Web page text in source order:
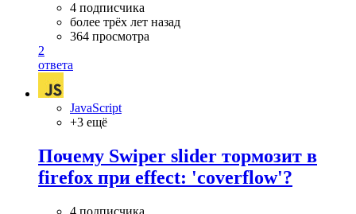
4 подписчика
более трёх лет назад
364 просмотра
2
ответа
JavaScript
+3 ещё
Почему Swiper slider тормозит в
firefox при effect: 'coverflow'?
4 подписчика